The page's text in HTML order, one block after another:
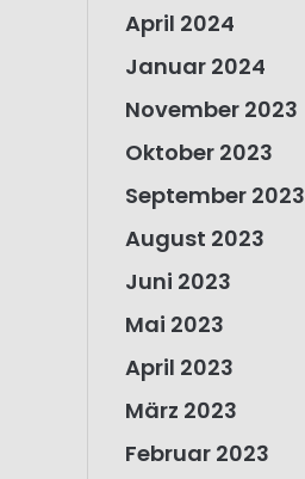
April 2024
Januar 2024
November 2023
Oktober 2023
September 2023
August 2023
Juni 2023
Mai 2023
April 2023
März 2023
Februar 2023